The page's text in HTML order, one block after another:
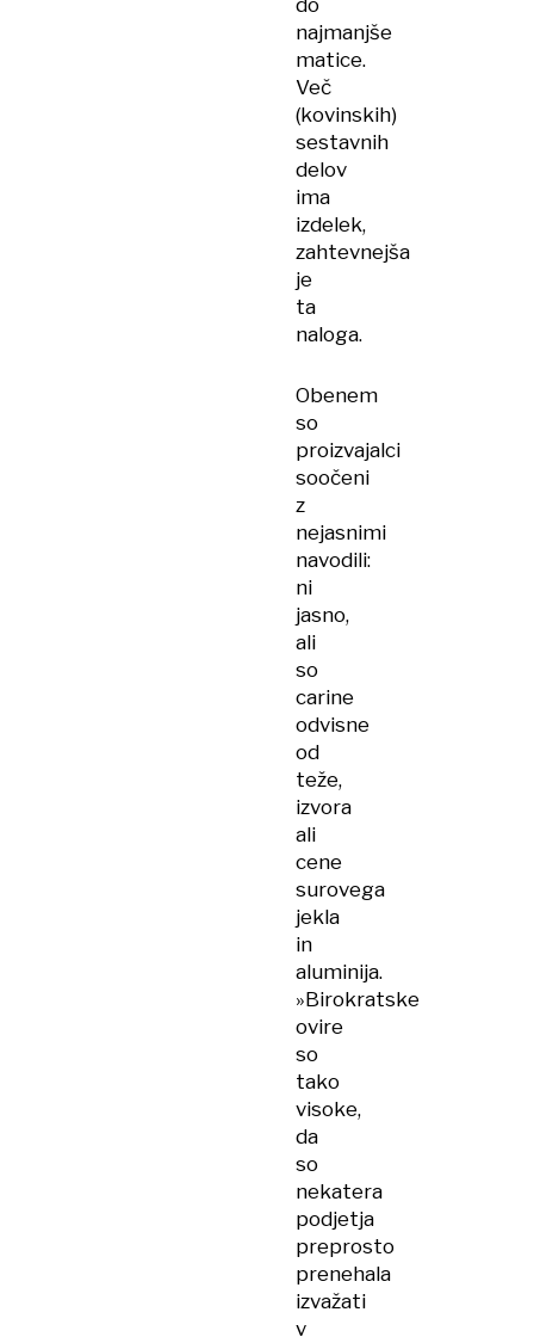
do
najmanjše
matice.
Več
(kovinskih)
sestavnih
delov
ima
izdelek,
zahtevnejša
je
ta
naloga.
Obenem
so
proizvajalci
soočeni
z
nejasnimi
navodili:
ni
jasno,
ali
so
carine
odvisne
od
teže,
izvora
ali
cene
surovega
jekla
in
aluminija.
»Birokratske
ovire
so
tako
visoke,
da
so
nekatera
podjetja
preprosto
prenehala
izvažati
v